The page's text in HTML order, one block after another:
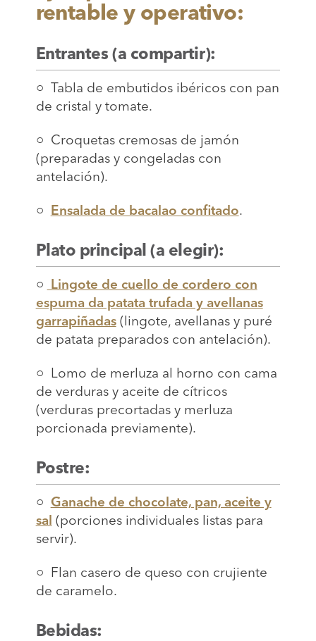
rentable y operativo:
Entrantes (a compartir):
○ Tabla de embutidos ibéricos con pan
de cristal y tomate.
○ Croquetas cremosas de jamón
(preparadas y congeladas con
antelación).
○ Ensalada de bacalao confitado.
Plato principal (a elegir):
○ Lingote de cuello de cordero con
espuma da patata trufada y avellanas
garrapiñadas(lingote, avellanas y puré
de patata preparados con antelación).
○ Lomo de merluza al horno con cama
de verduras y aceite de cítricos
(verduras precortadas y merluza
porcionada previamente).
Postre:
○ Ganache de chocolate, pan, aceite y
sal (porciones individuales listas para
servir).
○ Flan casero de queso con crujiente
de caramelo.
Bebidas: